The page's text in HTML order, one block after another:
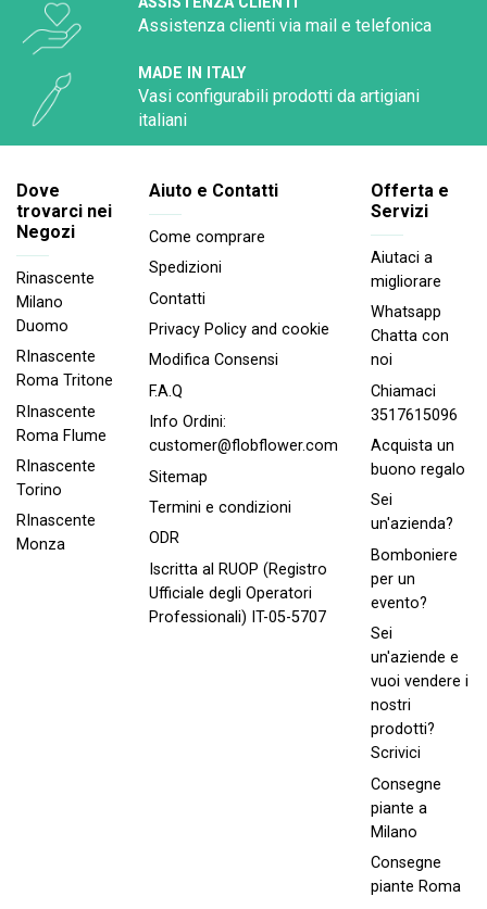
Assistenza clienti via mail e telefonica
MADE IN ITALY
Vasi configurabili prodotti da artigiani
italiani
Dove
trovarci nei
Negozi
Rinascente
Milano
Duomo
RInascente
Roma Tritone
RInascente
Roma FIume
RInascente
Torino
RInascente
Monza
Aiuto e Contatti
Come comprare
Spedizioni
Contatti
Privacy Policy and cookie
Modifica Consensi
F.A.Q
Info Ordini:
customer@flobflower.com
Sitemap
Termini e condizioni
ODR
Iscritta al RUOP (Registro
Ufficiale degli Operatori
Professionali) IT-05-5707
Offerta e
Servizi
Aiutaci a
migliorare
Whatsapp
Chatta con
noi
Chiamaci
3517615096
Acquista un
buono regalo
Sei
un'azienda?
Bomboniere
per un
evento?
Sei
un'aziende e
vuoi vendere i
nostri
prodotti?
Scrivici
Consegne
piante a
Milano
Consegne
piante Roma